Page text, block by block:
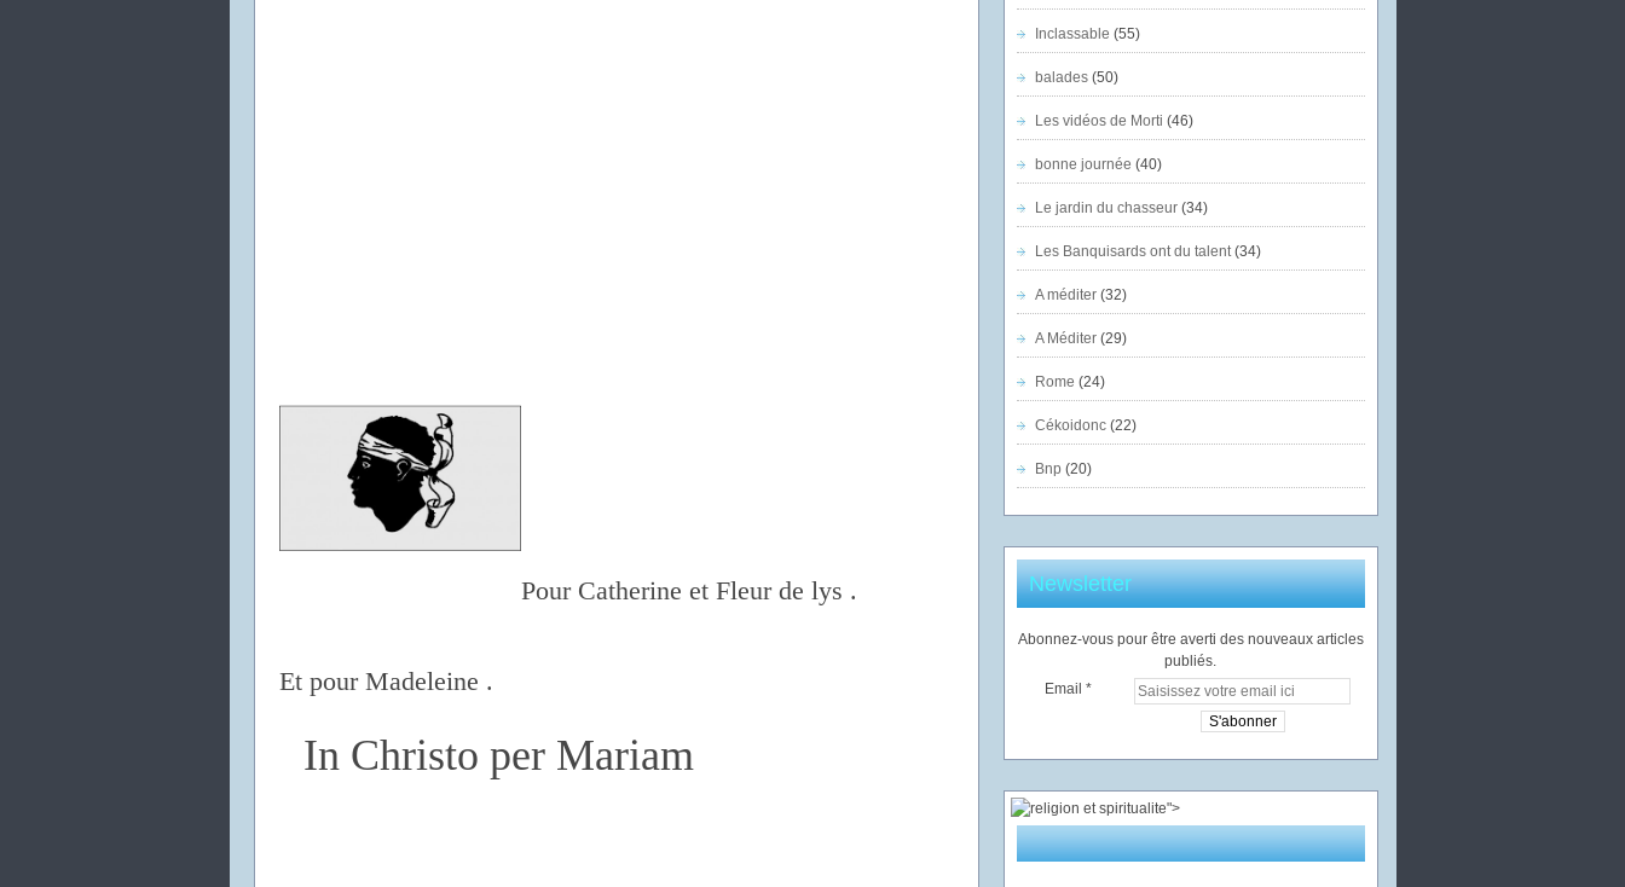
Pour Catherine et Fleur de lys .
Et pour Madeleine .
In Christo per Mariam
Inclassable (55)
balades(50)
Les vidéos de Morti (46)
bonne journée (40)
Le jardin du chasseur(34)
Les Banquisards ont du talent(34)
A méditer(32)
A Méditer(29)
Rome (24)
Cékoidonc(22)
Bnp (20)
Newsletter
Abonnez-vous pour être averti des nouveaux articles
publiés.
Email
">